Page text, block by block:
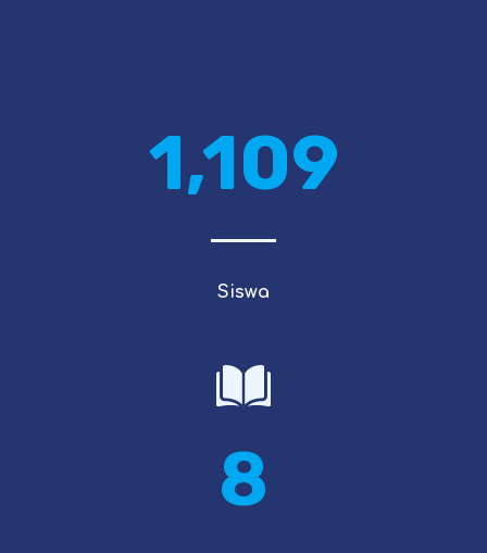
1,109
Siswa
8